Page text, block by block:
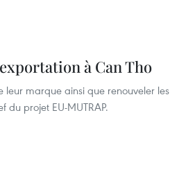
à Can Tho
leur marque ainsi que renouveler les
projet EU-MUTRAP.